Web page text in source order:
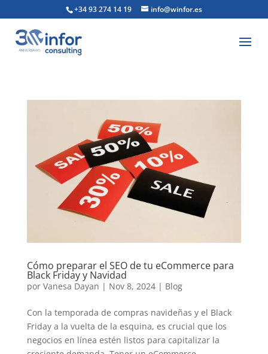
+34 93 274 14 19 info@winfor.es
Cómo preparar el SEO de tu eCommerce para
Black Friday y Navidad
por Vanesa Dayan | Nov 8, 2024| Blog
Con la temporada de compras navideñas y el Black
Friday a la vuelta de la esquina, es crucial que los
negocios en línea estén listos para capitalizar la